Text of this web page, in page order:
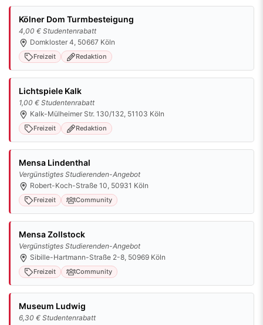
Kölner Dom Turmbesteigung
4,00 € Studentenrabatt
Domkloster 4, 50667 Köln
Freizeit Redaktion
Lichtspiele Kalk
1,00 € Studentenrabatt
Kalk-Mülheimer Str. 130/132, 51103 Köln
Freizeit Redaktion
Mensa Lindenthal
Vergünstigtes Studierenden-Angebot
Robert-Koch-Straße 10, 50931 Köln
Freizeit Community
Mensa Zollstock
Vergünstigtes Studierenden-Angebot
Sibille-Hartmann-Straße 2-8, 50969 Köln
Freizeit Community
Museum Ludwig
6,30 € Studentenrabatt